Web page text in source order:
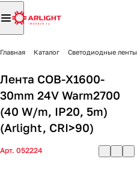
Главная Каталог Светодиодные ленты
Лента COB-X1600-
30mm 24V Warm2700
(40 W/m, IP20, 5m)
(Arlight, CRI>90)
Арт. 052224